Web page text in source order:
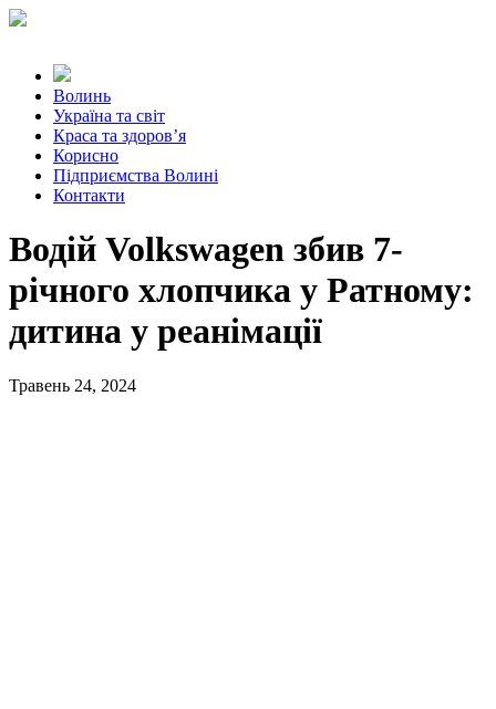
Волинь
Україна та світ
Краса та здоров’я
Корисно
Підприємства Волині
Контакти
Водій Volkswagen збив 7-
річного хлопчика у Ратному:
дитина у реанімації
Травень 24, 2024